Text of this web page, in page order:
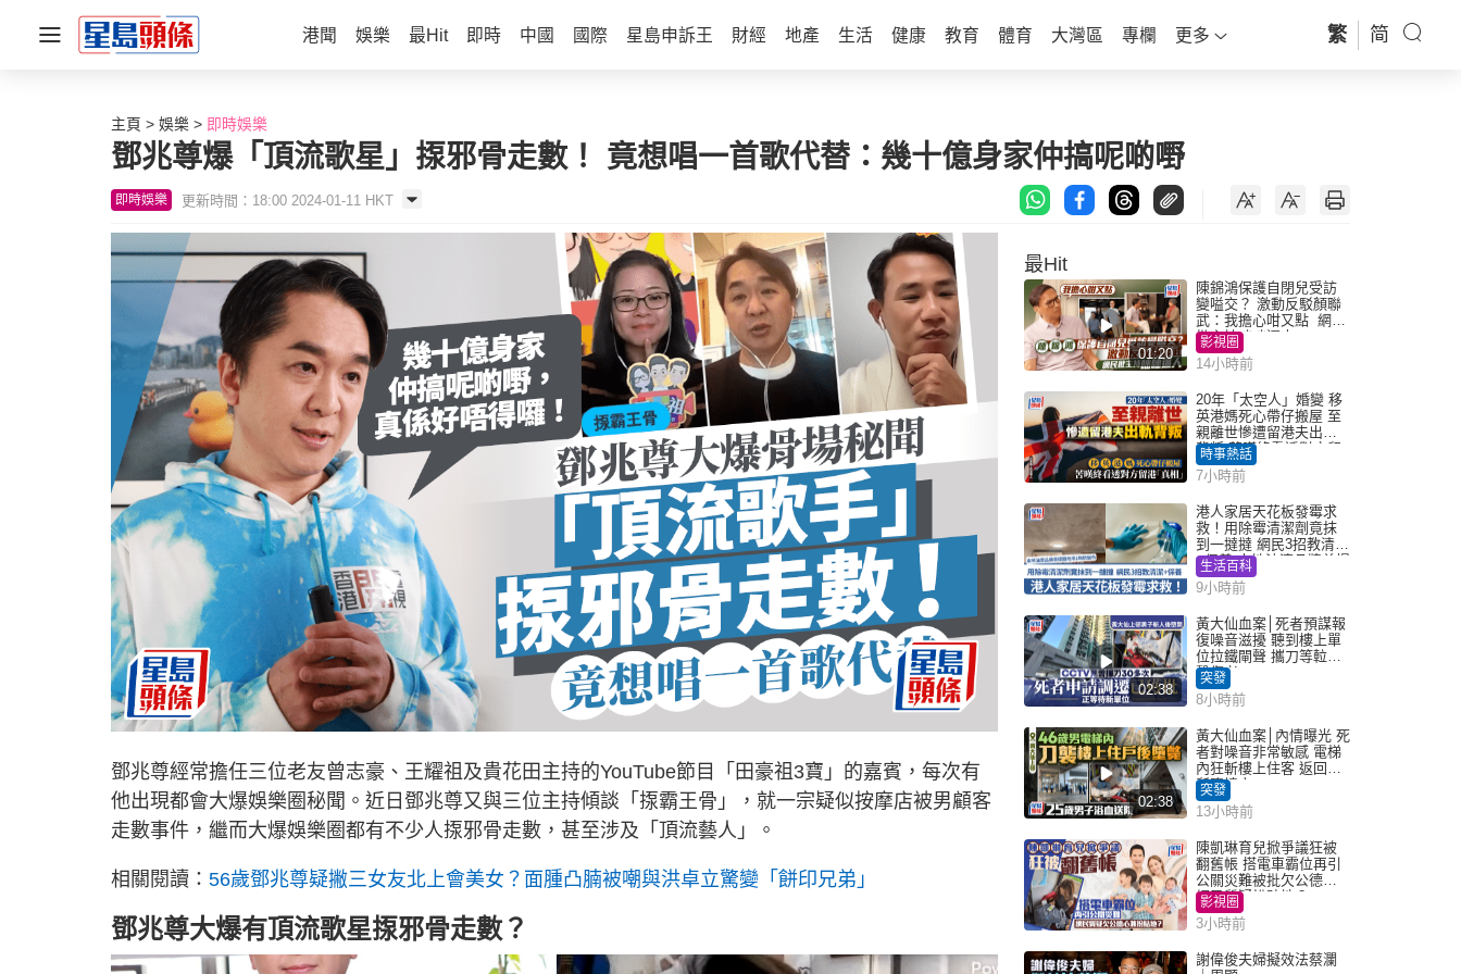
港聞 娛樂 最Hit 即時 中國 國際 星島申訴王 財經 地產 生活 健康 教育 體育 大灣區 專欄 更多 繁 简
主頁 娛樂 即時娛樂
鄧兆尊爆「頂流歌星」揼邪骨走數！ 竟想唱一首歌代替：幾十億身家仲搞呢啲嘢
即時娛樂 更新時間：18:00 2024-01-11 HKT
鄧兆尊經常擔任三位老友曾志豪、王耀祖及貴花田主持的YouTube節目「田豪祖3寶」的嘉賓，每次有
他出現都會大爆娛樂圈秘聞。近日鄧兆尊又與三位主持傾談「揼霸王骨」，就一宗疑似按摩店被男顧客
走數事件，繼而大爆娛樂圈都有不少人揼邪骨走數，甚至涉及「頂流藝人」。
相關閱讀： 56歲鄧兆尊疑撇三女友北上會美女？面腫凸腩被嘲與洪卓立驚變「餅印兄弟」
鄧兆尊大爆有頂流歌星揼邪骨走數？
最Hit
01:20
陳錦鴻保護自閉兒受訪
變嗌交？ 激動反駁顏聯
武：我擔心咁又點 網民
批主持咄咄逼人
影視圈
14小時前
20年「太空人」婚變 移
英港媽死心帶仔搬屋 至
親離世慘遭留港夫出軌
背叛 苦嘆終看透對方留
港「真相」｜Juicy叮
時事熱話
7小時前
港人家居天花板發霉求
救！用除霉清潔劑竟抹
到一撻撻 網民3招教清潔
+保養 本地油漆品牌曾提
醒勿用1物防變色
生活百科
9小時前
02:38
黃大仙血案│死者預謀報
復噪音滋擾 聽到樓上單
位拉鐵閘聲 攜刀等𨋢伏
擊傷者
突發
8小時前
02:38
黃大仙血案│內情曝光 死
者對噪音非常敏感 電梯
內狂斬樓上住客 返回住
所墮樓亡
突發
13小時前
陳凱琳育兒掀爭議狂被
翻舊帳 搭電車霸位再引
公關災難被批欠公德心
網民質疑扮貼地？
影視圈
3小時前
謝偉俊夫婦擬效法蔡瀾